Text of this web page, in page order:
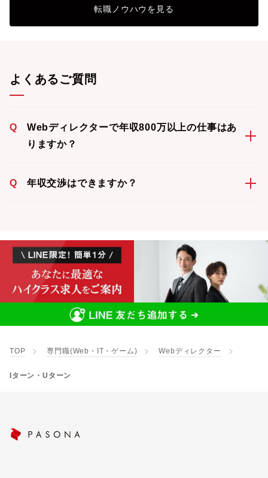
転職ノウハウを見る
よくあるご質問
Q
Webディレクターで年収800万以上の仕事はあ
りますか？
Q 年収交渉はできますか？
TOP 専門職(Web・IT・ゲーム) Webディレクター
Iターン・Uターン